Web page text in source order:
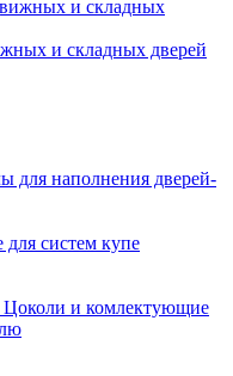
и складных дверей
для наполнения дверей-
систем купе
Цоколи и комлектующие